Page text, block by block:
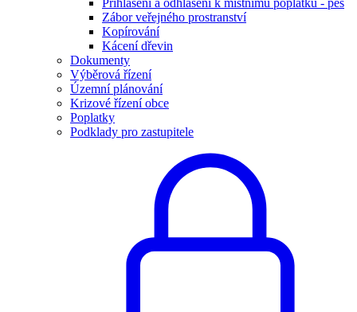
Přihlášení a odhlášení k místnímu poplatku - pes
Zábor veřejného prostranství
Kopírování
Kácení dřevin
Dokumenty
Výběrová řízení
Územní plánování
Krizové řízení obce
Poplatky
Podklady pro zastupitele